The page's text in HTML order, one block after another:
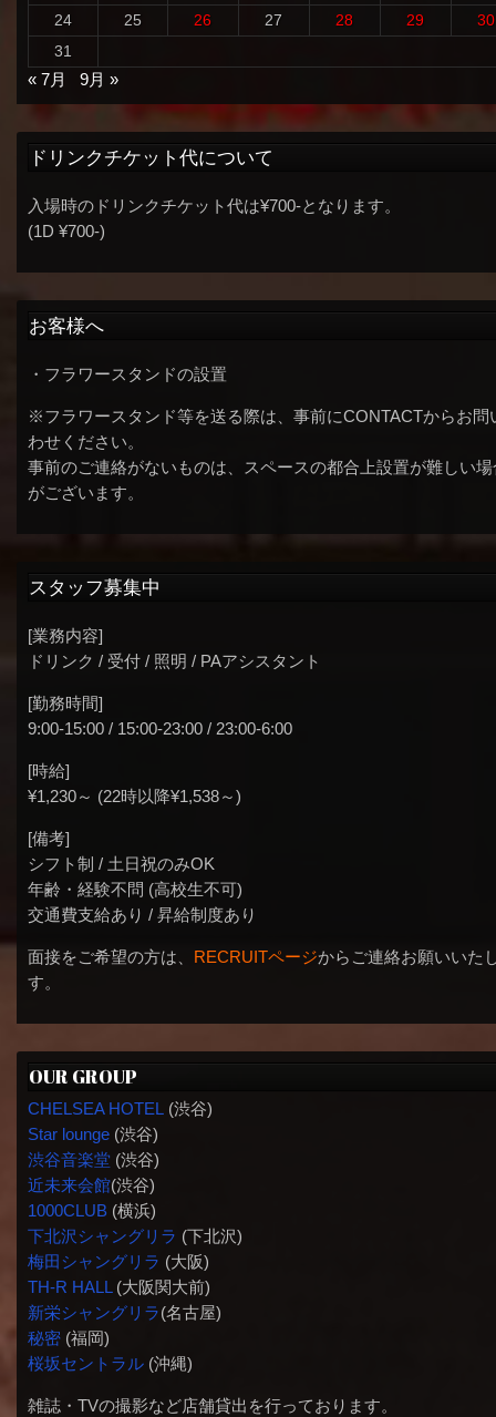
24
25 26 27 28 29
30
31
« 7月
9月 »
ドリンクチケット代について
入場時のドリンクチケット代は¥700-となります。
(1D ¥700-)
お客様へ
・フラワースタンドの設置
※フラワースタンド等を送る際は、事前にCONTACTからお問
わせください。
事前のご連絡がないものは、スペースの都合上設置が難しい場
がございます。
スタッフ募集中
[業務内容]
ドリンク / 受付 / 照明 / PAアシスタント
[勤務時間]
9:00-15:00 / 15:00-23:00 / 23:00-6:00
[時給]
¥1,230～ (22時以降¥1,538～)
[備考]
シフト制 / 土日祝のみOK
年齢・経験不問 (高校生不可)
交通費支給あり / 昇給制度あり
面接をご希望の方は、 RECRUITページからご連絡お願いいた
す。
OUR GROUP
CHELSEA HOTEL(渋谷)
Star lounge(渋谷)
渋谷音楽堂(渋谷)
近未来会館(渋谷)
1000CLUB(横浜)
下北沢シャングリラ (下北沢)
梅田シャングリラ (大阪)
TH-R HALL(大阪関大前)
新栄シャングリラ(名古屋)
秘密(福岡)
桜坂セントラル(沖縄)
雑誌・TVの撮影など店舗貸出を行っております。